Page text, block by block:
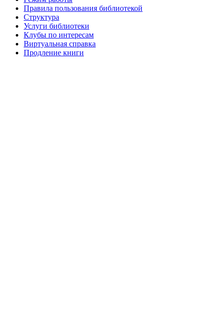
Правила пользования библиотекой
Структура
Услуги библиотеки
Клубы по интересам
Виртуальная справка
Продление книги